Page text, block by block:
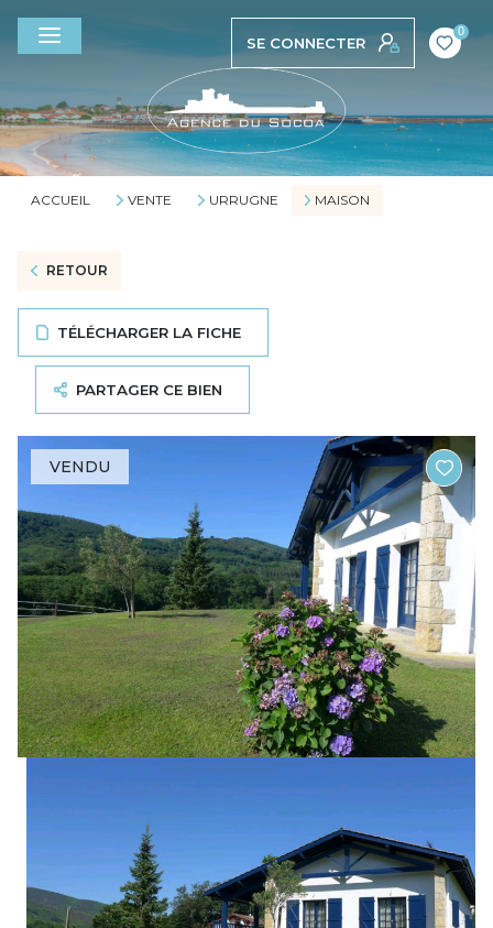
SE CONNECTER
0
ACCUEIL VENTE URRUGNE MAISON
RETOUR
TÉLÉCHARGER LA FICHE
PARTAGER CE BIEN
VENDU